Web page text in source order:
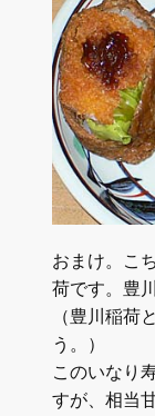
おまけ。こ
荷です。豊
（豊川稲荷
う。）
このいなり
すが、相当